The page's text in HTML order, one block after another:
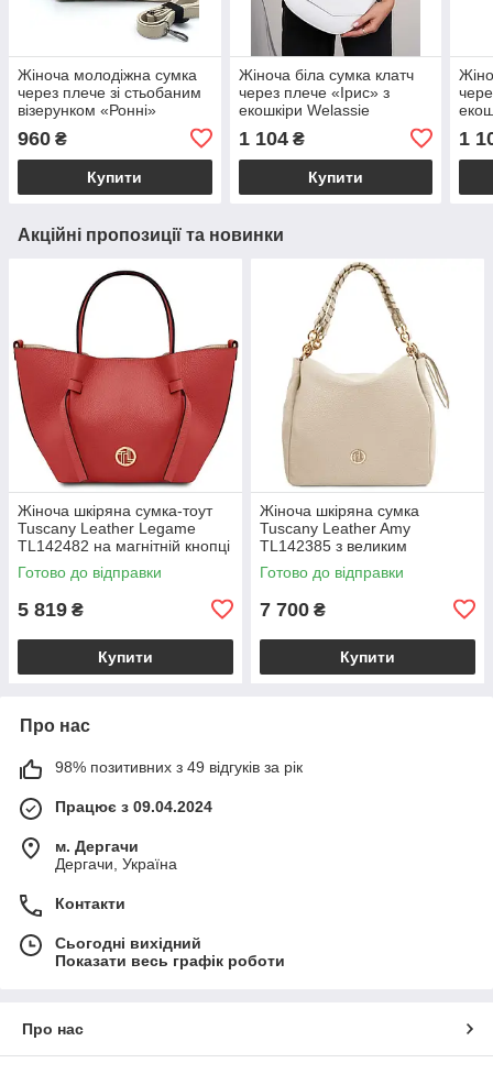
Жіноча молодіжна сумка
через плече зі стьобаним
візерунком «Ронні»
Welassie
960 ₴
Купити
Жіноча біла сумка клатч
через плече «Ірис» з
екошкіри Welassie
1 104₴
Купити
1
Акційні пропозиції та новинки
Жіноча шкіряна сумка-тоут
Tuscany Leather Legame
TL142482 на магнітній кнопці
з плечовим ременем,
коралова BS2482_1_105
Готово до відправки
5 819 ₴
Купити
Жіноча шкіряна сумка
Tuscany Leather Amy
TL142385 з великим
відділенням і плечовим
ременем, бежева
Готово до відправки
7 700 ₴
Купити
Про нас
98% позитивних з 49 відгуків за рік
Працює з 09.04.2024
м. Дергачи
Дергачи, Україна
Контакти
Сьогодні вихідний
Показати весь графік роботи
Про нас